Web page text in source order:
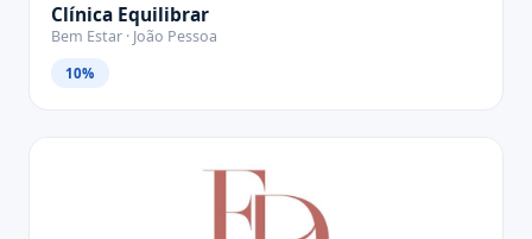
Clínica Equilibrar
Bem Estar · João Pessoa
10%